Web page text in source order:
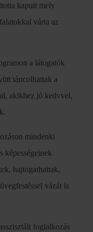
kapuit mely
várta az
a látogatók
táncolhattak a
akikhez jó kedvvel,
mindenki
képességeinek
hajtogathattak,
vázát is
foglalkozás